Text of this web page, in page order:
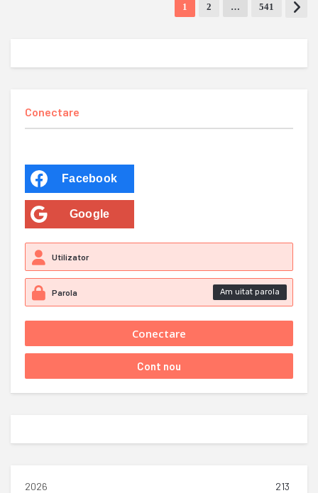
1 2 … 541
Conectare
Facebook
Google
Am uitat parola
2026 213